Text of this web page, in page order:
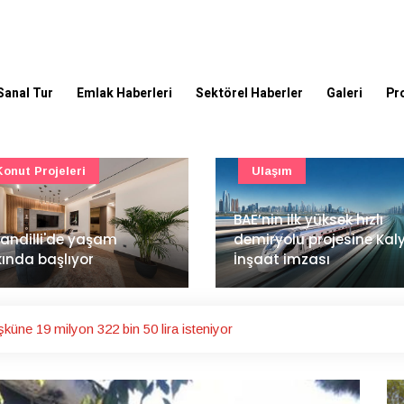
Tur Emlak Haberleri Sektörel Haberler Galeri
ilk yüksek hızlı
projesine Kalyon
imzası
Mimarlık ve mühendislik
projeleri e-PYS ile dijital
ortama taşınacak
Güncel
19 milyon 322 bin 50 lira isteniyor